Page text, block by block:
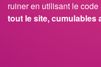
ruiner en utilisant le code
tout le site, cumulables